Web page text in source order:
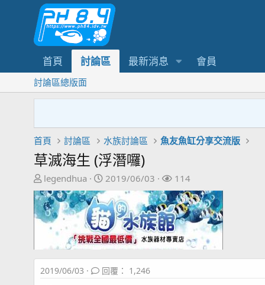
首頁 討論區 最新消息 會員
討論區總版面
首頁 討論區 水族討論區 魚友魚缸分享交流版
草滅海生 (浮潛囉)
主
題
發
起
人
legendhua
開
始
日
期
2019/06/03
關
注
者
114
2019/06/03 回覆： 1,246